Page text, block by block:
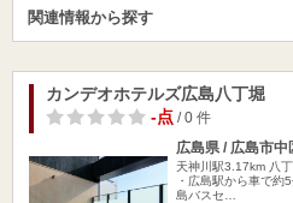
関連情報から探す
カンデオホテルズ広島八丁堀
-点/ 0 件
広島県 / 広島市中
天神川駅3.17km 八
・広島駅から車で約
島バスセ…